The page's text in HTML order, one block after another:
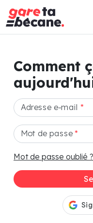
Comment
Adresse e-mail *
Mot de passe*
Mot de passe oublié ?